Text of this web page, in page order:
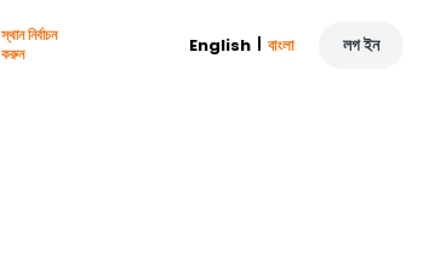
স্থান নির্বাচন
করুন
English | বাংলা লগ ইন